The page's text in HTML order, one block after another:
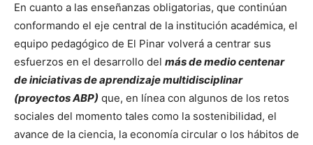
En cuanto a las enseñanzas obligatorias, que continúan
conformando el eje central de la institución académica, el
equipo pedagógico de El Pinar volverá a centrar sus
esfuerzos en el desarrollo del más de medio centenar
de iniciativas de aprendizaje multidisciplinar
(proyectos ABP) que, en línea con algunos de los retos
sociales del momento tales como la sostenibilidad, el
avance de la ciencia, la economía circular o los hábitos de